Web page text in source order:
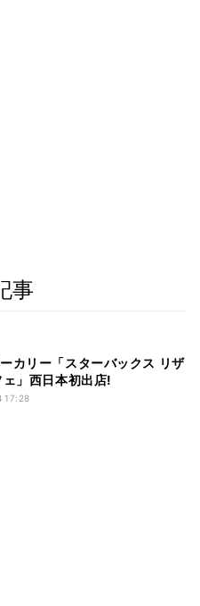
事
カリー「スターバックス リザ
ェ」西日本初出店!
17:28